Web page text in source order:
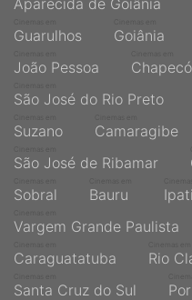
Aparecida de Goiânia
Guarulhos Goiânia
João Pessoa Chapecó
São José do Rio Preto
Suzano Camaragibe
São José de Ribamar
Sobral Bauru
Vargem Grande Paulista
Caraguatatuba Rio
Santa Cruz do Sul